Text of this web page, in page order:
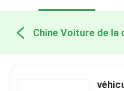
Chine Voiture de la